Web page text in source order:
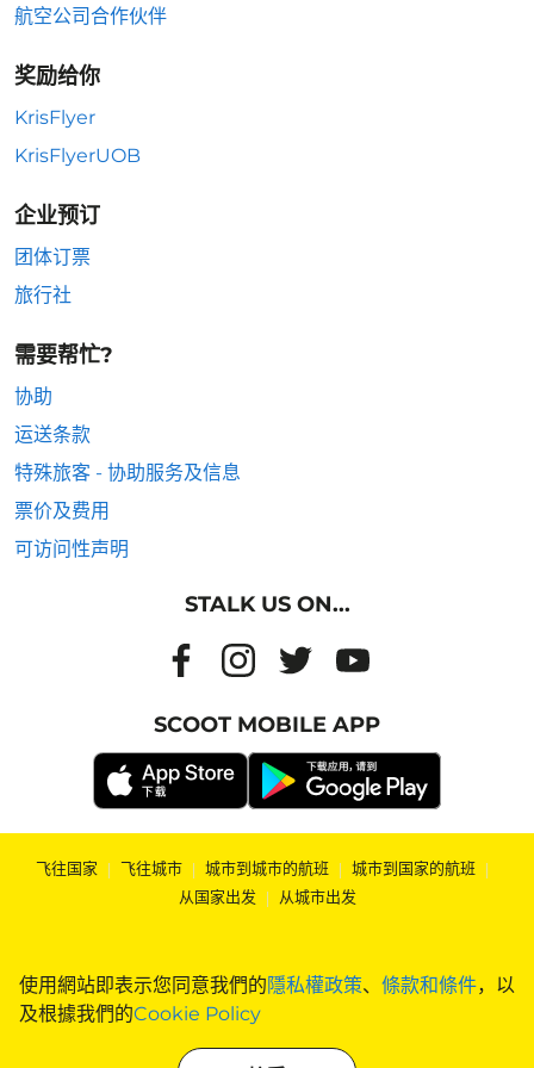
使用網站即表示您同意我們的隱私權政策、 條款和條件，以
及根據我們的Cookie Policy
航空公司合作伙伴
奖励给你
KrisFlyer
KrisFlyerUOB
企业预订
团体订票
旅行社
需要帮忙?
协助
运送条款
特殊旅客 - 协助服务及信息
票价及费用
可访问性声明
STALK US ON...
SCOOT MOBILE APP
飞往国家 | 飞往城市 | 城市到城市的航班 | 城市到国家的航班 |
从国家出发 | 从城市出发